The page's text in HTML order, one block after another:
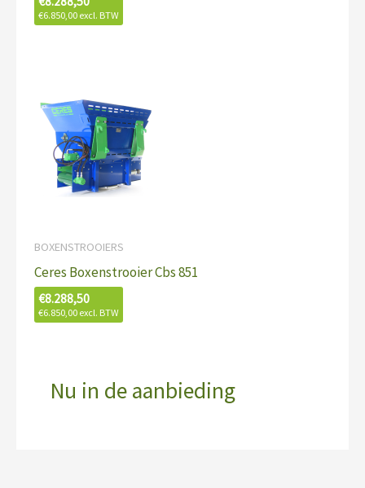
€6.850,00 excl. BTW
BOXENSTROOIERS
Ceres Boxenstrooier Cbs 851
€8.288,50
€6.850,00 excl. BTW
Nu in de aanbieding